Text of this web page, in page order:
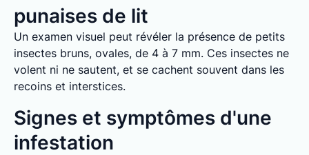
punaises de lit
Un examen visuel peut révéler la présence de petits
insectes bruns, ovales, de 4 à 7 mm. Ces insectes ne
volent ni ne sautent, et se cachent souvent dans les
recoins et interstices.
Signes et symptômes d'une
infestation